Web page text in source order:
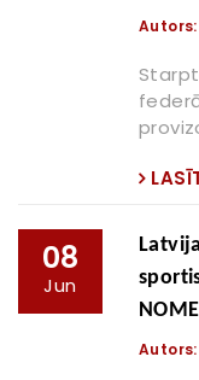
Autors:
08
Jun
Autors: